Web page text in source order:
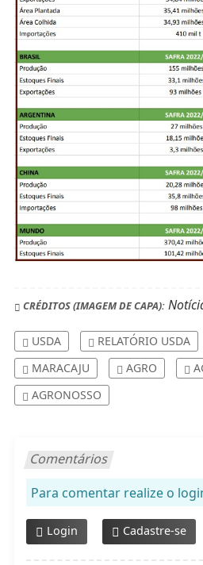
CRÉDITOS (IMAGEM DE CAPA):
USDA RELATÓRIO USDA
MARACAJU
AGRO
AGRONOSSO
Comentários
Para comentar realize o
Login Cadastre-se